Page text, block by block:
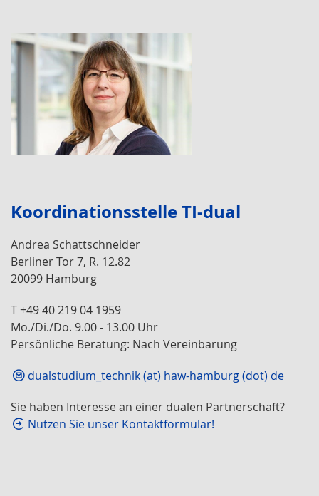
Koordinationsstelle TI-dual
Andrea Schattschneider
Berliner Tor 7, R. 12.82
20099 Hamburg
T +49 40 219 04 1959
Mo./Di./Do. 9.00 - 13.00 Uhr
Persönliche Beratung: Nach Vereinbarung
dualstudium_technik (at) haw-hamburg (dot) de
Sie haben Interesse an einer dualen Partnerschaft?
Nutzen Sie unser Kontaktformular!